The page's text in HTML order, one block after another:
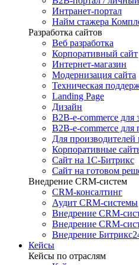
Интранет-портал
Найм стажера
Разработка сайтов
Веб разработка
Корпоративный сайт
Интернет-магазин
Модернизация сайта
Техническая
Landing Page
Дизайн
B2B-e-commerce для
B2B-e-commerce для
Для
Корпоративные
Сайт на 1С-Битрикс
Сайт на готовом
Внедрение CRM-систем
CRM-консалтинг
Аудит CRM-системы
Внедрение CRM-
Внедрение CRM-
Внедрение
Кейсы
Кейсы по отраслям